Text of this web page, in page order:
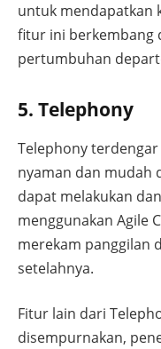
untuk mendapatkan
fitur ini berkembang
pertumbuhan
5. Telephony
Telephony
nyaman dan mudah
dapat melakukan
menggunakan Agile
merekam panggilan
setelahnya.
Fitur lain dari
disempurnakan,